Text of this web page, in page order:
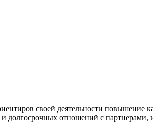
своей деятельности повышение
долгосрочных отношений с